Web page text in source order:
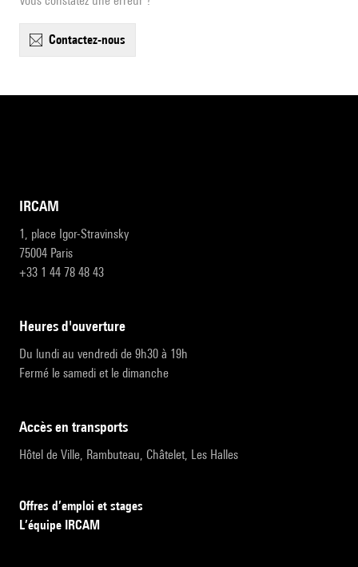
contactez-nous
IRCAM
1, place Igor-Stravinsky
75004 Paris
+33 1 44 78 48 43
heures d'ouverture
Du lundi au vendredi de 9h30 à 19h
Fermé le samedi et le dimanche
accès en transports
Hôtel de Ville, Rambuteau, Châtelet, Les Halles
Offres d’emploi et stages
L’équipe IRCAM